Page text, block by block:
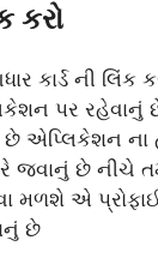
કરો
કાર્ડ ની લિંક
પર રહેવાનું
એપ્લિકેશન ના
જવાનું છે નીચે
મળશે એ
છે